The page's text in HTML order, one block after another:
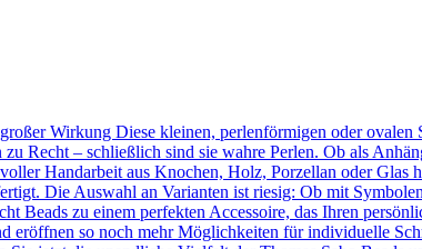
Wirkung Diese kleinen, perlenförmigen oder ovalen
Recht – schließlich sind sie wahre Perlen. Ob als
Handarbeit aus Knochen, Holz, Porzellan oder Glas
Die Auswahl an Varianten ist riesig: Ob mit
Beads zu einem perfekten Accessoire, das Ihren
eröffnen so noch mehr Möglichkeiten für individuelle